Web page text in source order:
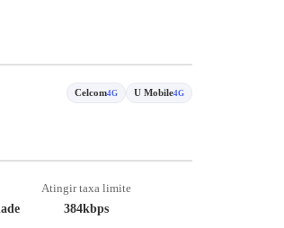
Celcom4G U Mobile4G
Atingir taxa limite
384kbps